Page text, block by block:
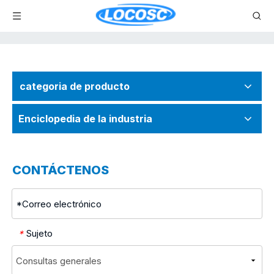
categoria de producto
Enciclopedia de la industria
CONTÁCTENOS
* Sujeto